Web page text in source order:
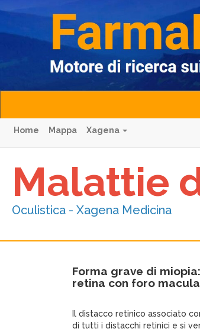
Home Mappa Xagena
Malattie
Oculistica - Xagena Medicina
Forma grave di
retina con foro
Il distacco retinico associato
di tutti i distacchi retinici e si